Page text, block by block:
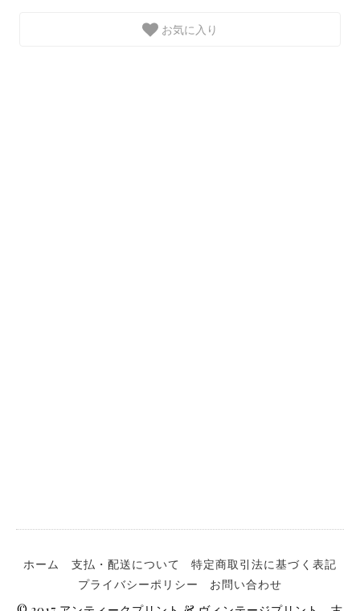
お気に入り
ホーム 支払・配送について
特定商取引法に基づく表記
プライバシーポリシー
お問い合わせ